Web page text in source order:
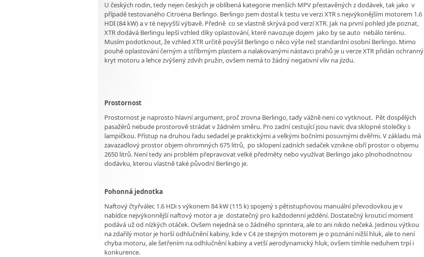
U českých rodin, tedy nejen českých je oblíbená kategorie menších MPV přestavěných z dodávek, tak jako v
případě testovaného Citroëna Berlingo. Berlingo jsem dostal k testu ve verzi XTR s nejvýkonějším motorem 1.6
HDI (84 kW) a v té nejvyšší výbavě. Předně co se vlastně skrývá pod verzí XTR. Jak na první pohled jde poznat,
XTR dodává Berlingu lepší vzhled díky oplastování, které navozuje dojem jako by se auto nebálo terénu.
Musím podotknout, že vzhled XTR určitě povýšil Berlingo o něco výše než standardní osobní Berlingo. Mimo
pouhé oplastování černým a stříbrným plastem a nalakovanými nástavci prahů je u verze XTR přidán ochranný
kryt motoru a lehce zvýšený zdvih pružin, ovšem nemá to žádný negativní vliv na jízdu.
Prostornost
Prostornost je naprosto hlavní argument, proč zrovna Berlingo, tady vážně neni co vytknout. Pět dospělých
pasažérů nebude prostorově strádat v žádném směru. Pro zadní cestující jsou navíc dva sklopné stolečky s
lampičkou. Přístup na druhou řadu sedadel je praktickými a velkými bočními posuvnými dvěřmi. V základu má
zavazadlový prostor objem ohromných 675 litrů, po sklopení zadních sedaček vznikne obří prostor o objemu
2650 litrů. Není tedy ani problém přepravovat velké předměty nebo využívat Berlingo jako plnohodnotnou
dodávku, kterou vlastně také původní Berlingo je.
Pohonná jednotka
Naftový čtyřválec 1.6 HDi s výkonem 84 kW (115 k) spojený s pětistupňovou manuální převodovkou je v
nabídce nejvýkonnější naftový motor a je dostatečný pro každodenní ježdění. Dostatečný krouticí moment
podává už od nízkých otáček. Ovšem nejedná se o žádného sprintera, ale to ani nikdo nečeká. Jedinou výtkou
na zdařilý motor je horší odhlučnění kabiny, kde v C4 ze stejným motorem je o poznání nižší hluk, ale to není
chyba motoru, ale šetřením na odhlučnění kabiny a vetší aerodynamický hluk, ovšem tímhle neduhem trpí i
konkurence.